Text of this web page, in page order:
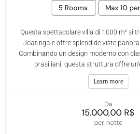
5 Rooms Max 10
Questa spettacolare villa di 1000 m² si
Joatinga e offre splendide viste
Combinando un design moderno con
brasiliani, questa struttura offre
Learn more
Da
15.000,00 R$
per notte